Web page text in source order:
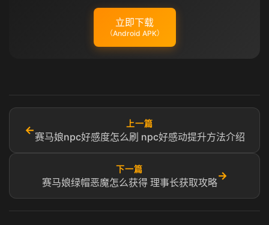
立即下载
（Android APK）
←
上一篇
赛马娘npc好感度怎么刷 npc好感动提升方法介绍
下一篇
赛马娘绿帽恶魔怎么获得 理事长获取攻略
→